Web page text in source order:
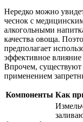
Нередко можно
чеснок с
алкогольными
качества овоща.
предполагает
эффективное влияние
Впрочем,
применением
Компоненты Как